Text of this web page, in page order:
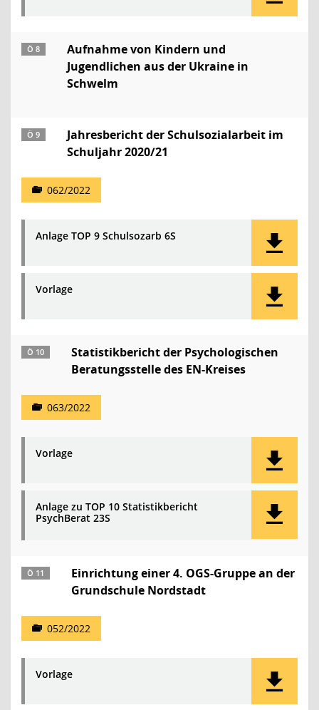
Ö 8
Aufnahme von Kindern und
Jugendlichen aus der Ukraine in
Schwelm
Ö 9
Jahresbericht der Schulsozialarbeit im
Schuljahr 2020/21
062/2022
Anlage TOP 9 Schulsozarb 6S
Vorlage
Ö 10
Statistikbericht der Psychologischen
Beratungsstelle des EN-Kreises
063/2022
Vorlage
Anlage zu TOP 10 Statistikbericht
PsychBerat 23S
Ö 11
Einrichtung einer 4. OGS-Gruppe an der
Grundschule Nordstadt
052/2022
Vorlage